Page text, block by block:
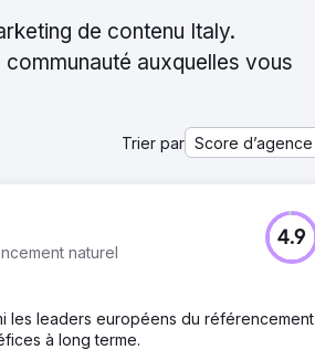
de contenu Italy.
auxquelles vous
Trier par Score d’agence
naturel
4.9
les leaders européens du référencement
à long terme.